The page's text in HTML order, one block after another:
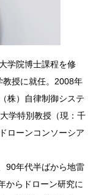
学院博士課程を修
教授に就任。2008年
株）自律制御システ
学特別教授（現：千
ローンコンソーシア
90年代半ばから地雷
からドローン研究に